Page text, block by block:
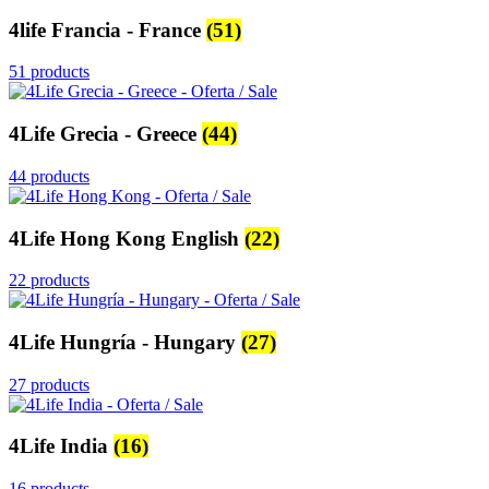
4life Francia - France (51)
51 products
4Life Grecia - Greece (44)
44 products
4Life Hong Kong English (22)
22 products
4Life Hungría - Hungary (27)
27 products
4Life India (16)